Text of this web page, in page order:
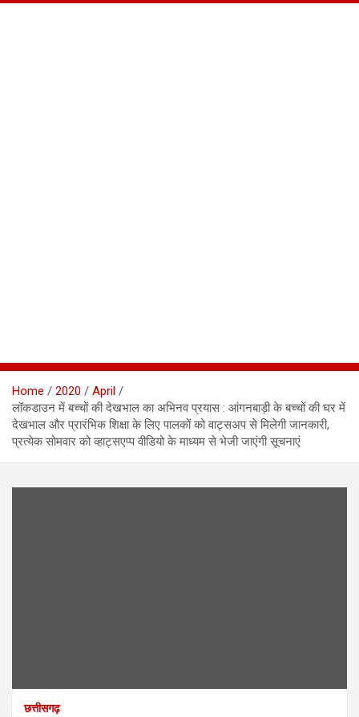
Home 2020
April
लॉकडाउन में बच्चों की देखभाल का अभिनव प्रयास : आंगनबाड़ी के बच्चों की घर में
देखभाल और प्रारंभिक शिक्षा के लिए पालकों को वाट्सअप से मिलेगी जानकारी,
प्रत्येक सोमवार को व्हाट्सएप्प वीडियो के माध्यम से भेजी जाएंगी सूचनाएं
छत्तीसगढ़